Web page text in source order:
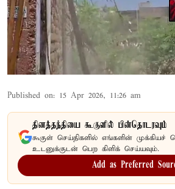
Published on: 15 Apr 2026, 11:26 am
தினத்தந்தியை கூகுளில் பின்தொடரவும்
கூகுள் செய்திகளில் எங்களின் முக்கியச்
உடனுக்குடன் பெற கிளிக் செய்யவும்.
Add as Preferred